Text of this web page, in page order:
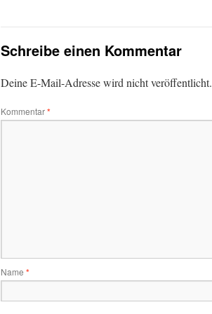
Schreibe einen Kommentar
Deine E-Mail-Adresse wird nicht veröffentlicht.
Kommentar*
Name *